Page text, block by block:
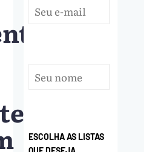
ESCOLHA AS LISTAS